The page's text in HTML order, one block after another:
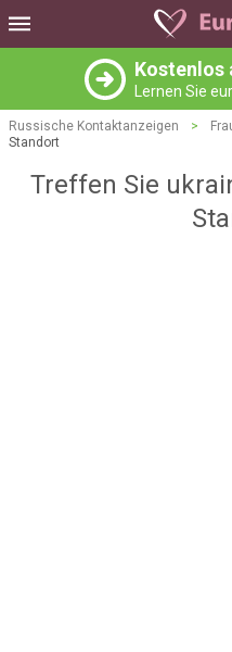
Kostenlos
Lernen Sie
Russische Kontaktanzeigen >
Standort
Treffen Sie